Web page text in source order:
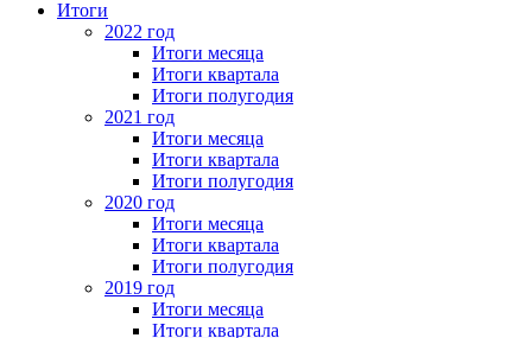
Итоги
2022 год
Итоги месяца
Итоги квартала
Итоги полугодия
2021 год
Итоги месяца
Итоги квартала
Итоги полугодия
2020 год
Итоги месяца
Итоги квартала
Итоги полугодия
2019 год
Итоги месяца
Итоги квартала